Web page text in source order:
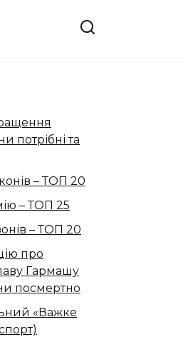
потрібні та
– ТОП 20
– ТОП 25
– ТОП 20
про
Гармашу
посмертно
«Важке